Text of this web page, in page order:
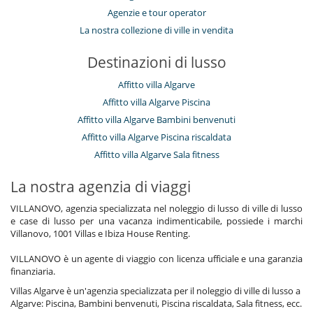
Agenzie e tour operator
La nostra collezione di ville in vendita
Destinazioni di lusso
Affitto villa Algarve
Affitto villa Algarve Piscina
Affitto villa Algarve Bambini benvenuti
Affitto villa Algarve Piscina riscaldata
Affitto villa Algarve Sala fitness
La nostra agenzia di viaggi
VILLANOVO, agenzia specializzata nel noleggio di lusso di ville di lusso
e case di lusso per una vacanza indimenticabile, possiede i marchi
Villanovo, 1001 Villas e Ibiza House Renting.
VILLANOVO è un agente di viaggio con licenza ufficiale e una garanzia
finanziaria.
Villas Algarve è un'agenzia specializzata per il noleggio di ville di lusso a
Algarve: Piscina, Bambini benvenuti, Piscina riscaldata, Sala fitness, ecc.